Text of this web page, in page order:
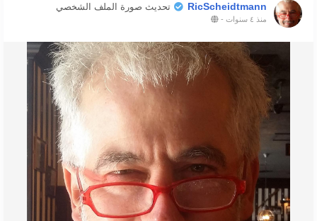
RicScheidtmann تحديث صورة الملف الشخصي
منذ ٤ سنوات -